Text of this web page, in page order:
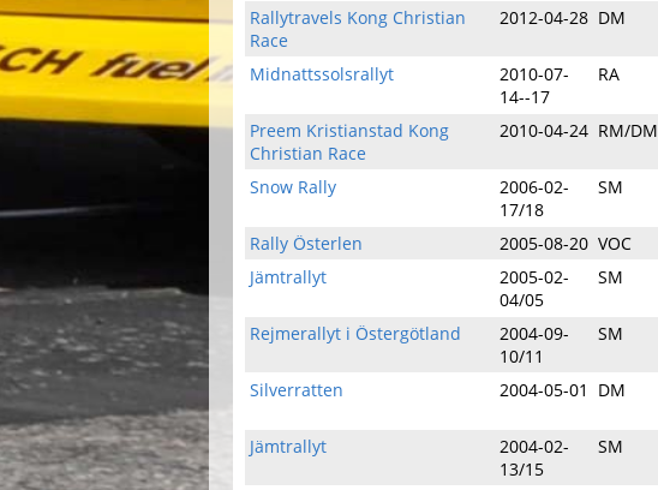
Rallytravels Kong Christian
Race
2012-04-28 DM
Midnattssolsrallyt
2010-07-
14--17
RA
Preem Kristianstad Kong
Christian Race
2010-04-24 RM/DM
Snow Rally
2006-02-
17/18
SM
Rally Österlen 2005-08-20 VOC
Jämtrallyt
2005-02-
04/05
SM
Rejmerallyt i Östergötland
2004-09-
10/11
SM
Silverratten 2004-05-01 DM
Jämtrallyt
2004-02-
13/15
SM